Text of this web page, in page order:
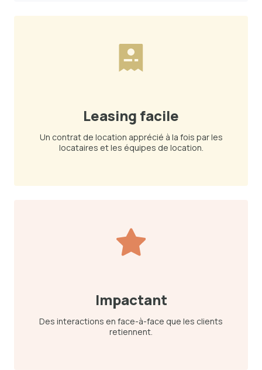
Leasing facile
Un contrat de location apprécié à la fois par les
locataires et les équipes de location.
Impactant
Des interactions en face-à-face que les clients
retiennent.